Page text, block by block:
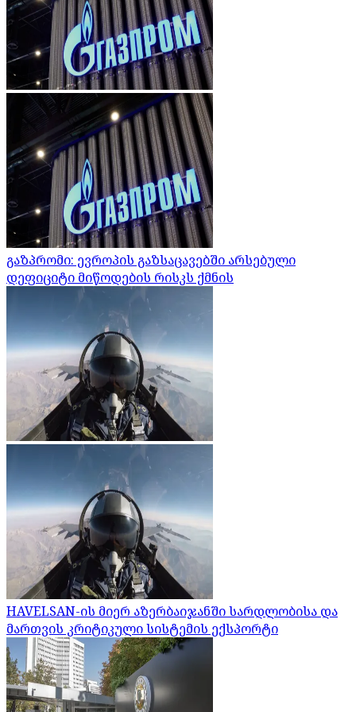
გაზპრომი: ევროპის გაზსაცავებში არსებული
დეფიციტი მიწოდების რისკს ქმნის
HAVELSAN-ის მიერ აზერბაიჯანში სარდლობისა და
მართვის კრიტიკული სისტემის ექსპორტი